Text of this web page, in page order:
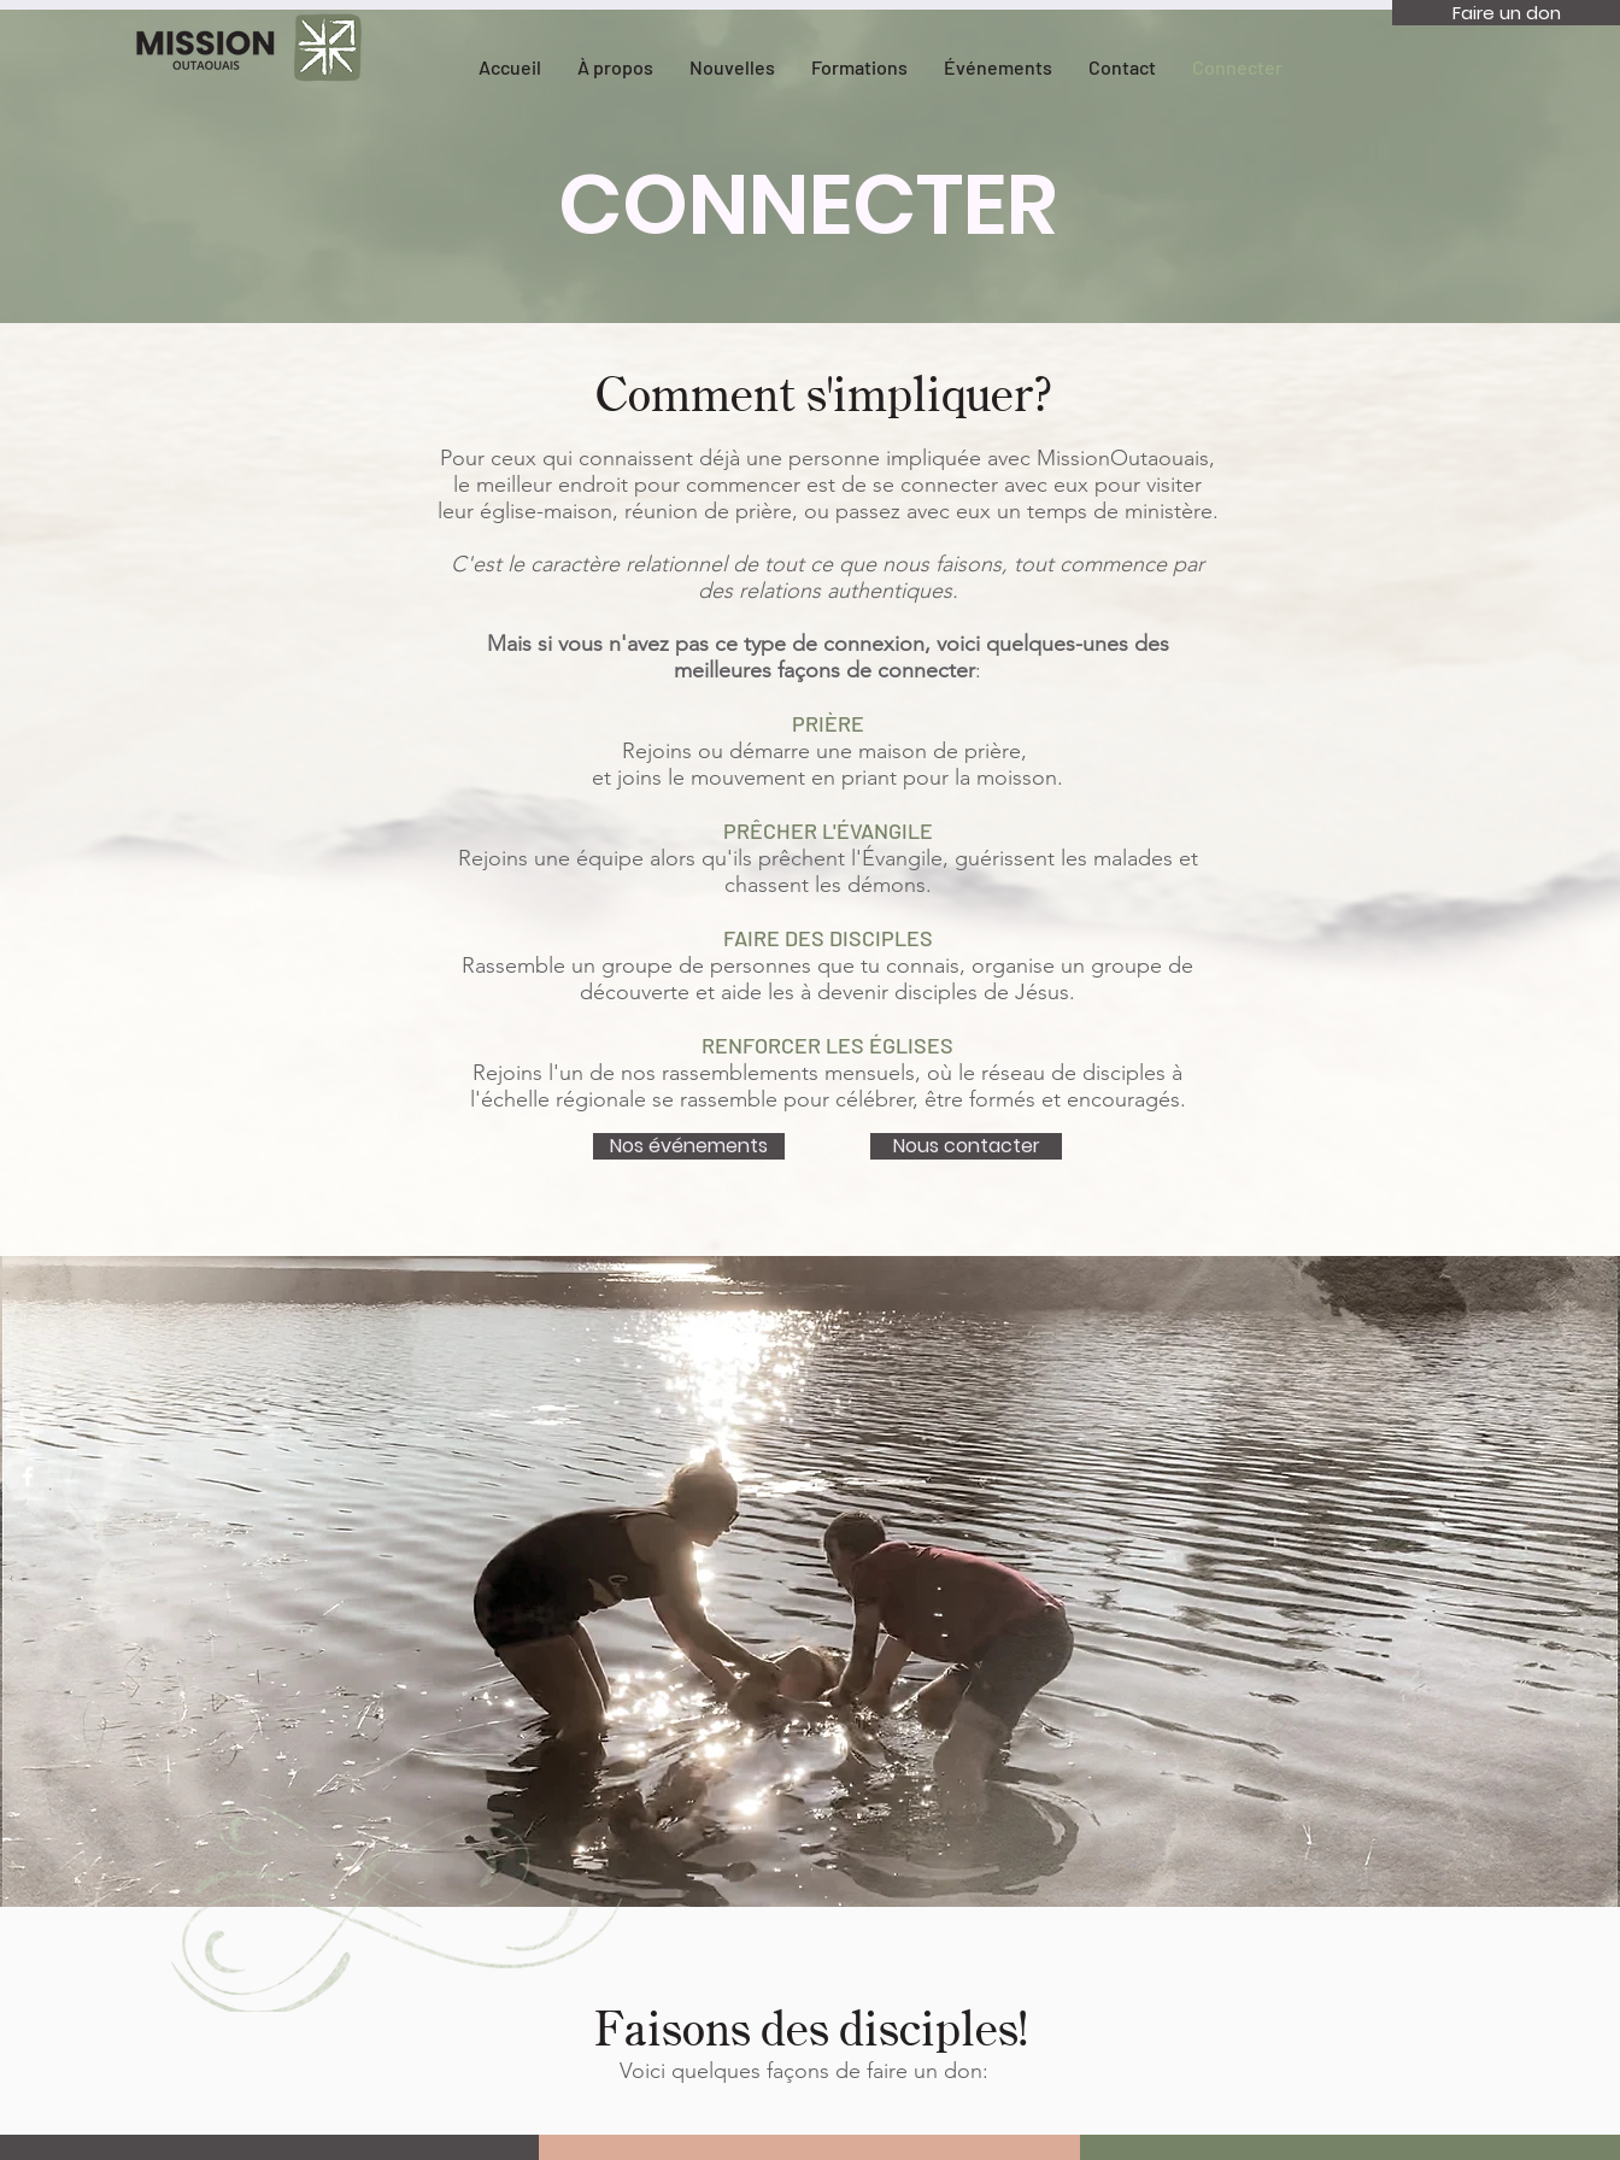
Faire un don
Accueil À propos Nouvelles Formations Événements Contact
CONNECTER
Comment s'impliquer?
Pour ceux qui connaissent déjà une personne impliquée avec MissionOutaouais,
le meilleur endroit pour commencer est de se connecter avec eux pour visiter
leur église-maison, réunion de prière, ou passez avec eux un temps de ministère.
C'est le caractère relationnel de tout ce que nous faisons, tout commence par
des relations authentiques.
Mais si vous n'avez pas ce type de connexion, voici quelques-unes des
meilleures façons de connecter:
PRIÈRE
Rejoins ou démarre une maison de prière,
et joins le mouvement en priant pour la moisson.
PRÊCHER L'ÉVANGILE
Rejoins une équipe alors qu'ils prêchent l'Évangile, guérissent les malades et
chassent les démons.
FAIRE DES DISCIPLES
Rassemble un groupe de personnes que tu connais, organise un groupe de
découverte et aide les à devenir disciples de Jésus.
RENFORCER LES ÉGLISES
Rejoins l'un de nos rassemblements mensuels, où le réseau de disciples à
l'échelle régionale se rassemble pour célébrer, être formés et encouragés.
Nos événements Nous contacter
Faisons des disciples!
Voici quelques façons de faire un don: